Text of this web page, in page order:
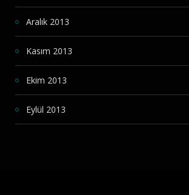
Aralık 2013
Kasım 2013
Ekim 2013
Eylül 2013